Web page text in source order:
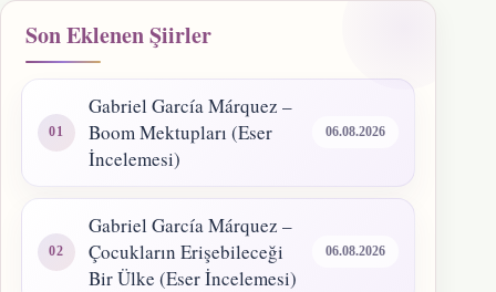
Son Eklenen Şiirler
Gabriel García Márquez –
Boom Mektupları (Eser
İncelemesi)
06.08.2026
Gabriel García Márquez –
Çocukların Erişebileceği
Bir Ülke (Eser İncelemesi)
06.08.2026